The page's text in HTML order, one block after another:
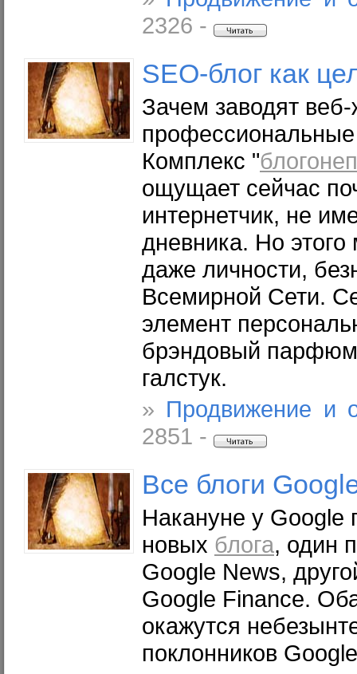
2326 -
SEO-блог как
Зачем заводят
Комплекс "
ощущает сейчас
интернетчик, не
дневника. Но
даже личности,
Всемирной Сети.
элемент
брэндовый
галстук.
» Продвижение и
2851 -
Все блоги
Накануне у Google
новых блога, один
Google News,
Google Finance.
окажутся
поклонников